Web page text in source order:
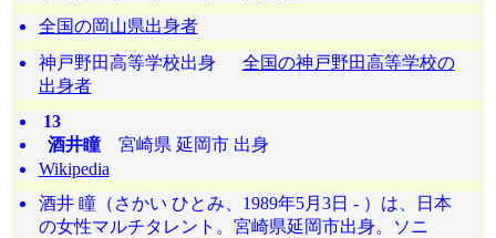
全国の岡山県出身者
神戸野田高等学校出身 全国の神戸野田高等学校の
出身者
13
酒井瞳宮崎県 延岡市 出身
Wikipedia
酒井 瞳（さかい ひとみ、1989年5月3日 - ）は、日本
の女性マルチタレント。宮崎県延岡市出身。ソニ